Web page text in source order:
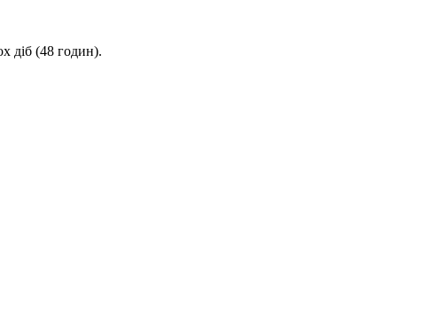
діб (48 годин).